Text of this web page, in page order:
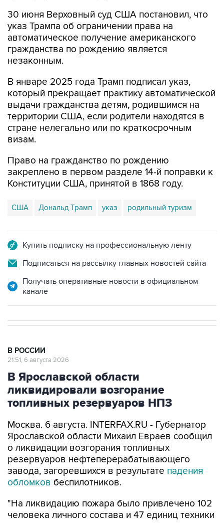
30 июня Верховный суд США постановил, что
указ Трампа об ограничении права на
автоматическое получение американского
гражданства по рождению является
незаконным.
В январе 2025 года Трамп подписал указ,
который прекращает практику автоматической
выдачи гражданства детям, родившимся на
территории США, если родители находятся в
стране нелегально или по краткосрочным
визам.
Право на гражданство по рождению
закреплено в первом разделе 14-й поправки к
Конституции США, принятой в 1868 году.
США Дональд Трамп указ родильный туризм
Купить подписку на профессиональную ленту
Подписаться на рассылку главных новостей сайта
Получать оперативные новости в официальном
канале
В РОССИИ
21:51, 6 августа 2026
В Ярославской области
ликвидировали возгорание
топливных резервуаров НПЗ
Москва. 6 августа. INTERFAX.RU - Губернатор
Ярославской области Михаил Евраев сообщил
о ликвидации возгорания топливных
резервуаров нефтеперерабатывающего
завода, загоревшихся в результате падения
обломков беспилотников.
"На ликвидацию пожара было привлечено 102
человека личного состава и 47 единиц техники